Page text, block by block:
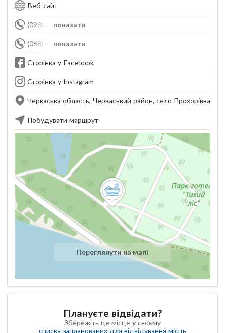
Веб-сайт
показати
(098) 299-77-77
показати
(068) 446-77-77
Сторінка у Facebook
Сторінка у Instagram
Черкаська область, Черкаський район, село Прохорівка
Побудувати маршрут
Переглянути на мапі
Плануєте відвідати?
Збережіть це місце у своєму
списку запланованих для відвідування місць